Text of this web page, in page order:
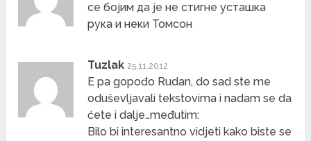
се бојим да је не стигне усташка
рука и неки Томсон
Tuzlak 25.11.2012
E pa gopođo Rudan, do sad ste me
oduševljavali tekstovima i nadam se da
ćete i dalje…međutim:
Bilo bi interesantno vidjeti kako biste se